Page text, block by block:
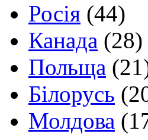
Росія (44)
Канада (28)
Польща
Білорусь
Молдова